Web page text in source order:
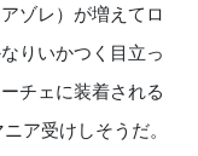
ゾレ）が増えてロ
りいかつく目立っ
チェに装着される
ア受けしそうだ。